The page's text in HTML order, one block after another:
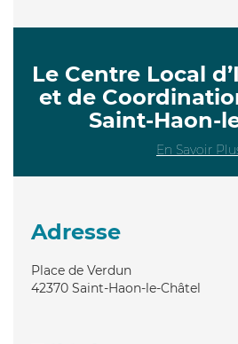
Le Centre Local
et de
Saint-Haon-
En Savoir
Adresse
Place de Verdun
42370 Saint-Haon-le-Châtel